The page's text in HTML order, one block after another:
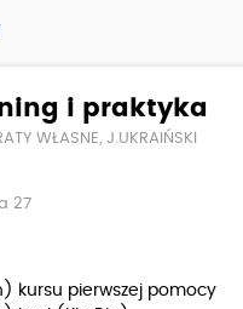
i praktyka
WŁASNE, J.UKRAIŃSKI
27
kursu pierwszej pomocy